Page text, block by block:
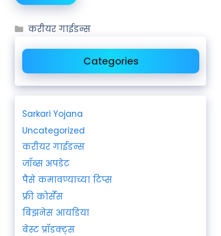
करीयर गाईडन्स
Categories
Sarkari Yojana
Uncategorized
करीयर गाईडन्स
जॉब्स अपडेट
पैसे कमावण्याच्या टिप्स
फ्री कोर्सेस
बिझनेस आयडिया
बेस्ट प्रॉडक्ट्स